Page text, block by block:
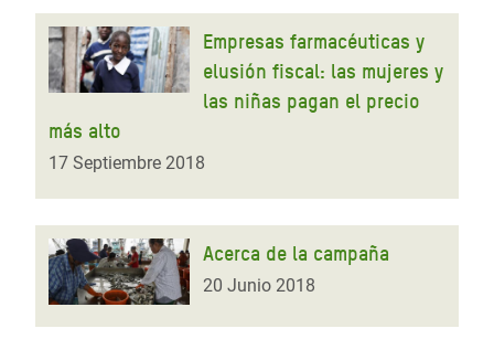
Empresas farmacéuticas y
elusión fiscal: las mujeres y
las niñas pagan el precio
más alto
17 Septiembre 2018
Acerca de la campaña
20 Junio 2018